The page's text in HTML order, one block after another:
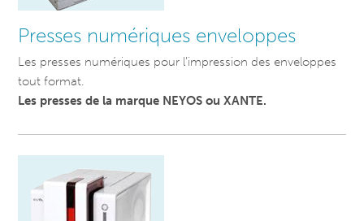
Presses numériques enveloppes
Les presses numériques pour l’impression des enveloppes
tout format.
Les presses de la marque NEYOS ou XANTE.